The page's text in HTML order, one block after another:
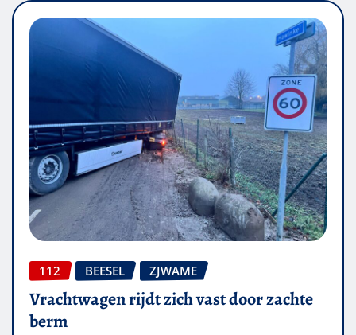
112 BEESEL ZJWAME
Vrachtwagen rijdt zich vast door zachte
berm